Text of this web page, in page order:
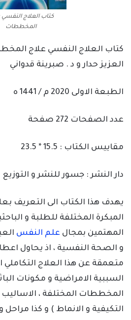
كتاب العلاج النفسي
المخططات
كتاب العلاج النفسي علاج
العزيز حدار و د . صبرينة قدواني
الطبعة الاولى 2020 م / 1441 ه
عدد الصفحات 272 صفحة
مقاييس الكتاب : 15.5 * 23.5
دار النشر : جسور للنشر و التوزيع
يهدف هذا الكتاب الى التعريف
المبكرة المختلفة للطلبة و
المهتمين بمجال علم النفس
و الصحة النفسية ، اذ يحاول
متعمقة عن هذا العلاج
السببية الامراضية و مكونات
المخططات المختلفة ، الاساليب
التكيفية و الانماط ) و كذا